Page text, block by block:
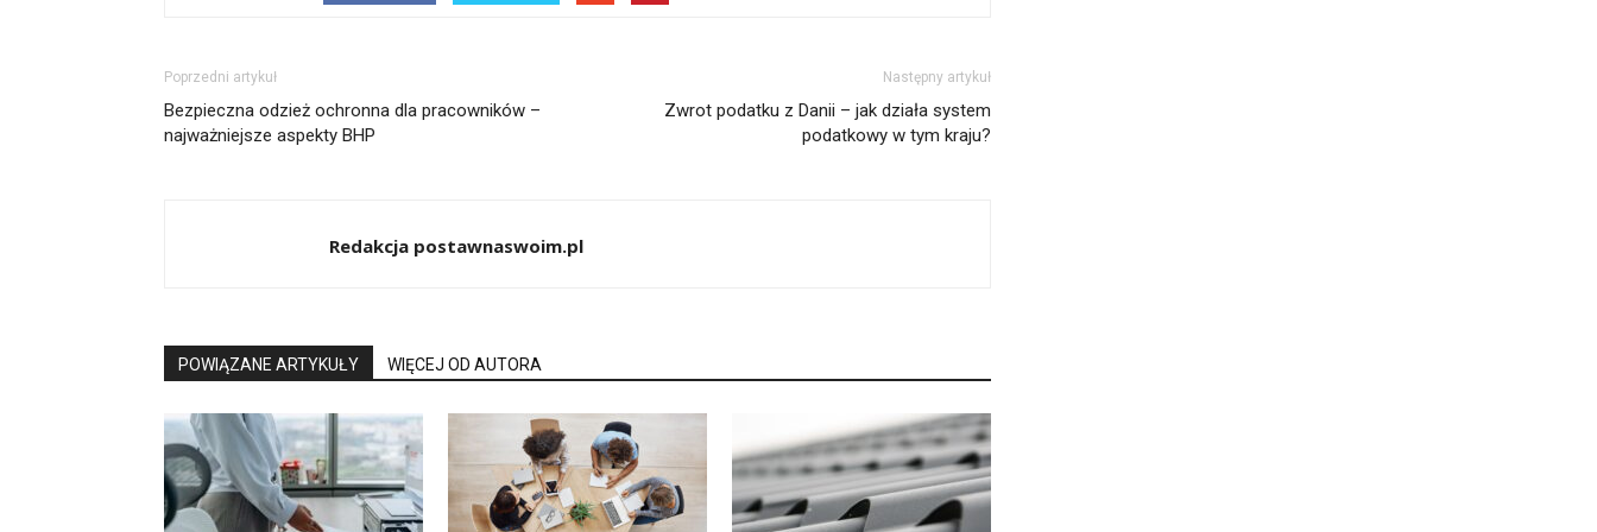
Poprzedni artykuł
Bezpieczna odzież ochronna dla pracowników –
najważniejsze aspekty BHP
Następny artykuł
Zwrot podatku z Danii – jak działa system
podatkowy w tym kraju?
Redakcja postawnaswoim.pl
POWIĄZANE ARTYKUŁY WIĘCEJ OD AUTORA